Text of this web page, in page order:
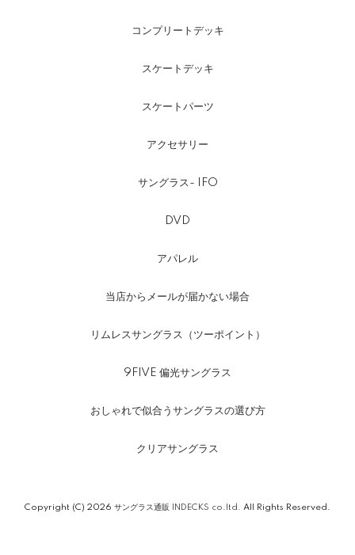
コンプリートデッキ
スケートデッキ
スケートパーツ
アクセサリー
サングラス- IFO
DVD
アパレル
当店からメールが届かない場合
リムレスサングラス（ツーポイント）
9FIVE 偏光サングラス
おしゃれで似合うサングラスの選び方
クリアサングラス
Copyright (C) 2026 サングラス通販 INDECKS co.ltd. All Rights Reserved.